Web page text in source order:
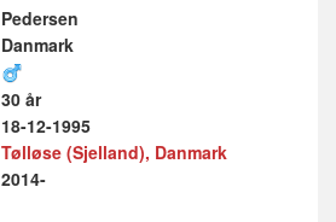
Pedersen
Danmark
30 år
18-12-1995
Tølløse (Sjelland), Danmark
2014-